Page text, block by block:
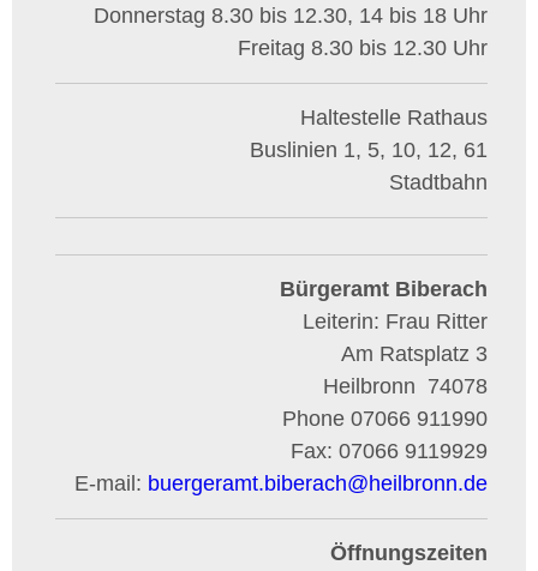
Donnerstag 8.30 bis 12.30, 14 bis 18 Uhr
Freitag 8.30 bis 12.30 Uhr
Haltestelle Rathaus
Buslinien 1, 5, 10, 12, 61
Stadtbahn
Bürgeramt Biberach
Leiterin: Frau Ritter
Am Ratsplatz 3
74078
Heilbronn
Phone 07066 911990
Fax: 07066 9119929
E-mail: buergeramt.biberach@heilbronn.de
Öffnungszeiten